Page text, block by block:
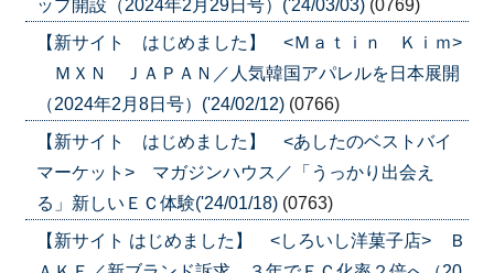
ップ開設（2024年2月29日号）('24/03/03) (0769)
【新サイト はじめました】 <Ｍａｔｉｎ Ｋｉｍ>
ＭＸＮ ＪＡＰＡＮ／人気韓国アパレルを日本展開
（2024年2月8日号）('24/02/12) (0766)
【新サイト はじめました】 <あしたのベストバイ
マーケット> マガジンハウス／「うっかり出会え
る」新しいＥＣ体験('24/01/18) (0763)
【新サイト はじめました】 <しろいし洋菓子店> Ｂ